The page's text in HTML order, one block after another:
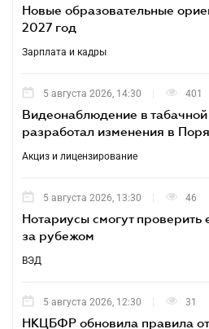
Новые образовательные
2027 год
Зарплата и кадры
5 августа 2026, 14:30 401
Видеонаблюдение в
разработал изменения в
Акциз и лицензирование
5 августа 2026, 13:30 46
Нотариусы смогут проверить
за рубежом
ВЭД
5 августа 2026, 12:30 31
НКЦБФР обновила правила